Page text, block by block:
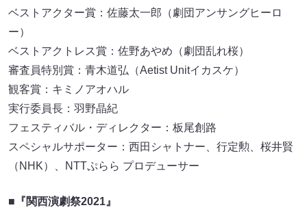
ベストアクター賞：佐藤太一郎（劇団アンサングヒーロ
ー）
ベストアクトレス賞：佐野あやめ（劇団乱れ桜）
審査員特別賞：青木道弘（Aetist Unitイカスケ）
観客賞：キミノアオハル
実行委員長：羽野晶紀
フェスティバル・ディレクター：板尾創路
スペシャルサポーター：西田シャトナー、行定勲、桜井賢
（NHK）、NTTぷらら プロデューサー
■『関西演劇祭2021』